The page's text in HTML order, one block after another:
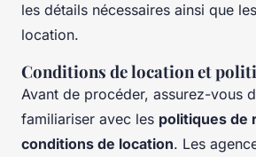
les détails nécessaires ainsi que
location.
Conditions de location et
Avant de procéder, assurez-vous
familiariser avec les politiques de
conditions de location. Les